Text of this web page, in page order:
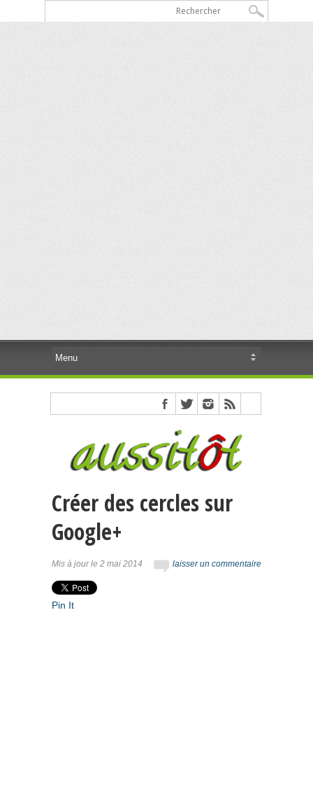
Créer des cercles sur
Google+
laisser un commentaire
Mis à jour le 2 mai 2014
Pin It